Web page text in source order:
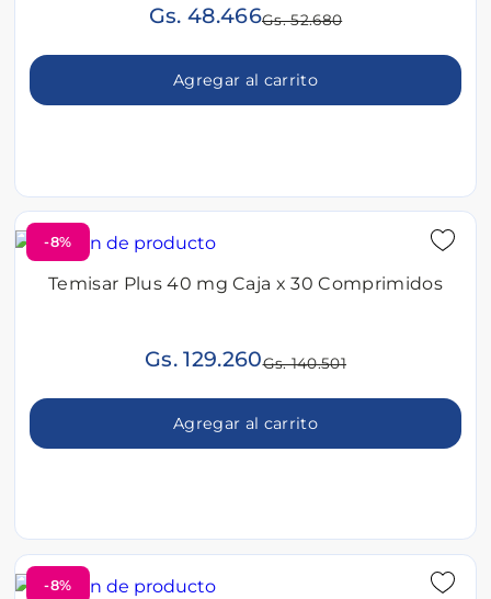
Gs. 48.466Gs. 52.680
Agregar al carrito
-8%
Temisar Plus 40 mg Caja x 30 Comprimidos
Gs. 129.260Gs. 140.501
Agregar al carrito
-8%